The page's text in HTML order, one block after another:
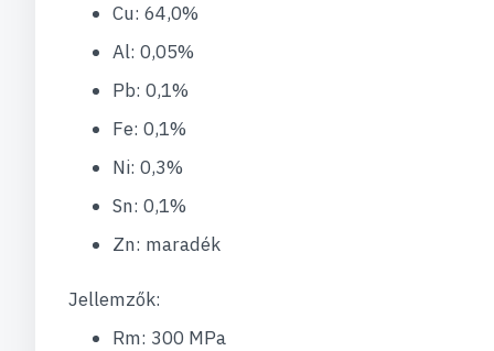
Cu: 64,0%
Al: 0,05%
Pb: 0,1%
Fe: 0,1%
Ni: 0,3%
Sn: 0,1%
Zn: maradék
Jellemzők:
Rm: 300 MPa